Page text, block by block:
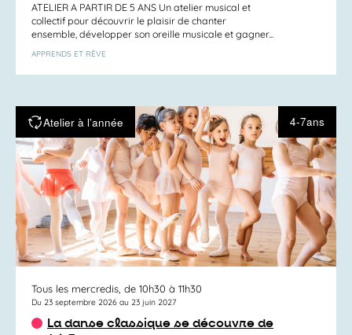
ATELIER A PARTIR DE 5 ANS Un atelier musical et
collectif pour découvrir le plaisir de chanter
ensemble, développer son oreille musicale et gagner...
APPRENDS ET RÊVE
Atelier à l’année 4-7ans
Tous les mercredis, de 10h30 à 11h30
Du 23 septembre 2026 au 23 juin 2027
La danse classique se découvre de